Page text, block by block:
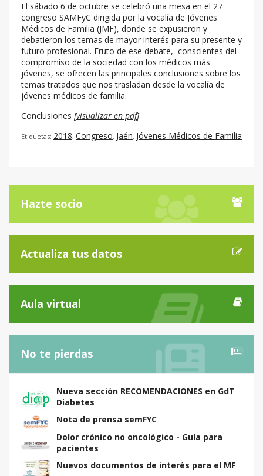
El sábado 6 de octubre se celebró una mesa en el 27
congreso SAMFyC dirigida por la vocalía de Jóvenes
Médicos de Familia (JMF), donde se expusieron y
debatieron los temas de mayor interés para su presente y
futuro profesional. Fruto de ese debate, conscientes del
compromiso de la sociedad con los médicos más
jóvenes, se ofrecen las principales conclusiones sobre los
temas tratados que nos trasladan desde la vocalía de
jóvenes médicos de familia.
Conclusiones [visualizar en pdf]
Etiquetas: 2018, Congreso, Jaén, Jóvenes Médicos de Familia
Hazte socio
Actualiza tus datos
Aula virtual
No te pierdas
Nueva sección RECOMENDACIONES en GdT
Diabetes
Nota de prensa semFYC
Dolor crónico no oncológico - Guía para
pacientes
Nuevos documentos de interés para el MF